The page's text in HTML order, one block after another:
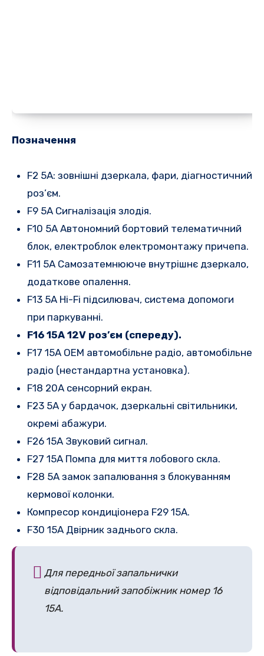
Позначення
F2 5A: зовнішні дзеркала, фари, діагностичний
роз’єм.
F9 5A Сигналізація злодія.
F10 5A Автономний бортовий телематичний
блок, електроблок електромонтажу причепа.
F11 5A Самозатемнююче внутрішнє дзеркало,
додаткове опалення.
F13 5A Hi-Fi підсилювач, система допомоги
при паркуванні.
F16 15A 12V роз’єм (спереду).
F17 15A OEM автомобільне радіо, автомобільне
радіо (нестандартна установка).
F18 20A сенсорний екран.
F23 5A у бардачок, дзеркальні світильники,
окремі абажури.
F26 15A Звуковий сигнал.
F27 15A Помпа для миття лобового скла.
F28 5A замок запалювання з блокуванням
кермової колонки.
Компресор кондиціонера F29 15A.
F30 15A Двірник заднього скла.
Для передньої запальнички
відповідальний запобіжник номер 16
15A.